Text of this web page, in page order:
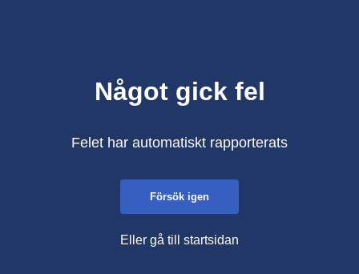
Något gick fel
Felet har automatiskt rapporterats
Försök igen
Eller gå till startsidan